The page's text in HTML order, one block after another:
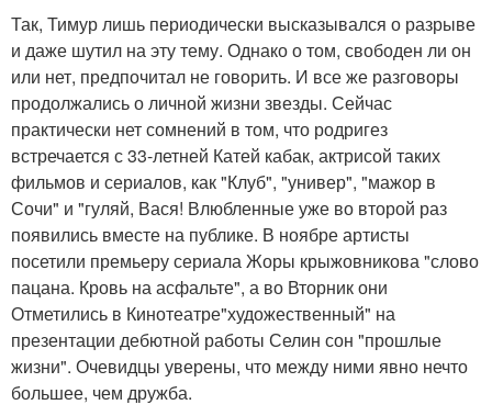
Так, Тимур лишь периодически высказывался о разрыве
и даже шутил на эту тему. Однако о том, свободен ли он
или нет, предпочитал не говорить. И все же разговоры
продолжались о личной жизни звезды. Сейчас
практически нет сомнений в том, что родригез
встречается с 33-летней Катей кабак, актрисой таких
фильмов и сериалов, как "Клуб", "универ", "мажор в
Сочи" и "гуляй, Вася! Влюбленные уже во второй раз
появились вместе на публике. В ноябре артисты
посетили премьеру сериала Жоры крыжовникова "слово
пацана. Кровь на асфальте", а во Вторник они
Отметились в Кинотеатре"художественный" на
презентации дебютной работы Селин сон "прошлые
жизни". Очевидцы уверены, что между ними явно нечто
большее, чем дружба.